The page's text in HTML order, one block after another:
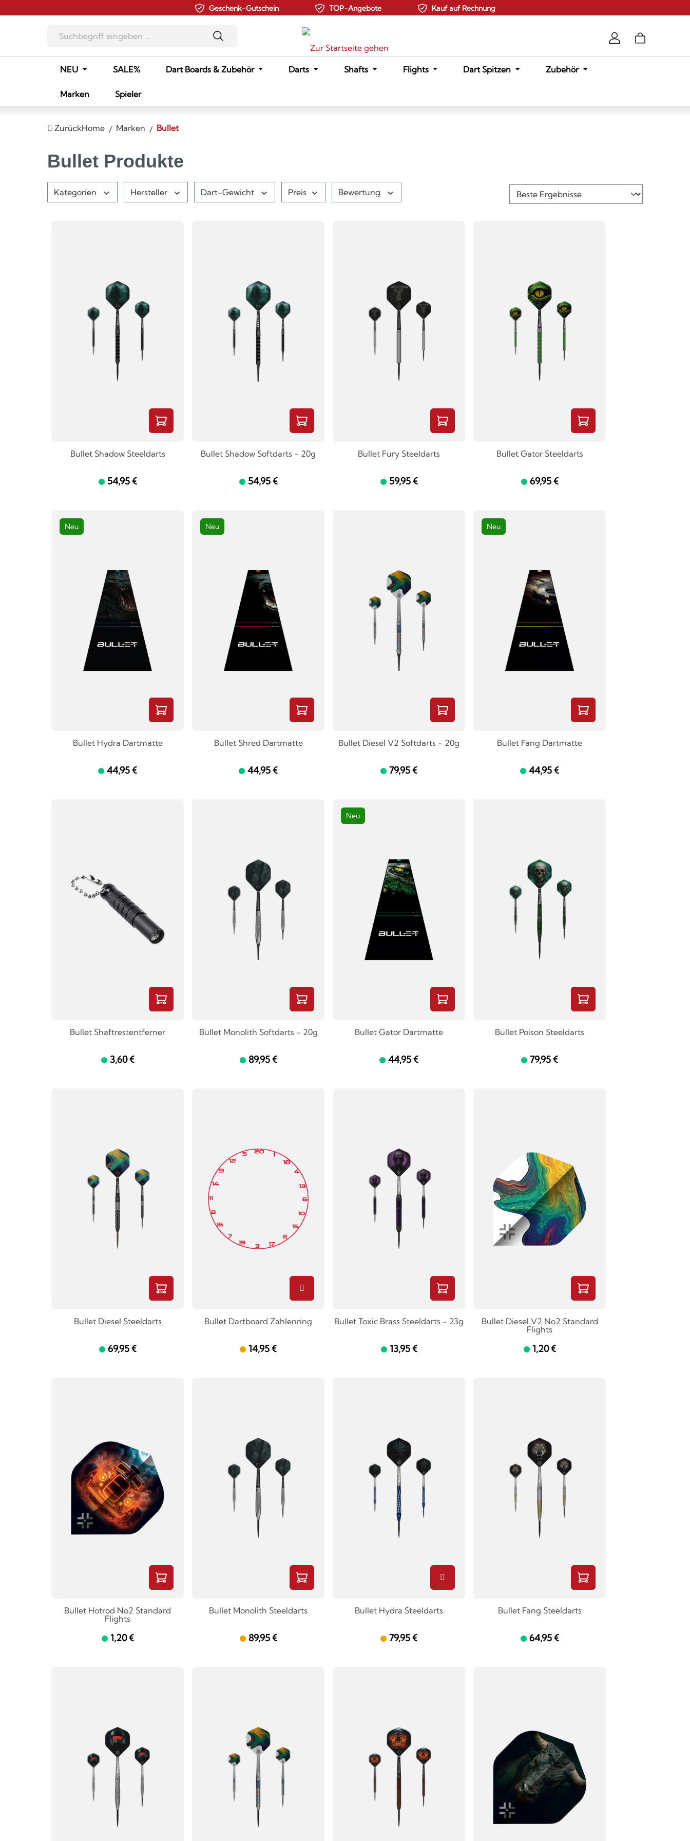
Geschenk-Gutschein TOP-Angebote Kauf auf Rechnung
NEU SALE% Dart Boards & Zubehör Darts Shafts Flights Dart Spitzen Zubehör
Marken Spieler
ZurückHome Marken Bullet
Bullet Produkte
Kategorien Hersteller Dart-Gewicht Preis Bewertung
Bullet Shadow Steeldarts
54,95 €
Bullet Shadow Softdarts - 20g
54,95 €
Bullet Fury Steeldarts
59,95 €
Bullet Gator Steeldarts
69,95 €
Neu
Bullet Hydra Dartmatte
44,95 €
Neu
Bullet Shred Dartmatte
44,95 €
Bullet Diesel V2 Softdarts - 20g
79,95 €
Neu
Bullet Fang Dartmatte
44,95 €
Bullet Shaftrestentferner
3,60 €
Bullet Monolith Softdarts - 20g
89,95 €
Neu
Bullet Gator Dartmatte
44,95 €
Bullet Poison Steeldarts
79,95 €
Bullet Diesel Steeldarts
69,95 €
Bullet Dartboard Zahlenring
14,95 €
Bullet Toxic Brass Steeldarts - 23g
13,95 €
Bullet Diesel V2 No2 Standard
Flights
1,20 €
Bullet Hotrod No2 Standard
Flights
1,20 €
Bullet Monolith Steeldarts
89,95 €
Bullet Hydra Steeldarts
79,95 €
Bullet Fang Steeldarts
64,95 €